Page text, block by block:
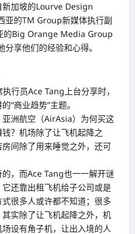
新加坡的Lourve Design
的TM Group新媒体执行副
的Big Orange Media Group
享他们的经验和心得。
行员Ace Tang上台分享时，
“商业趋势”主题。
洲航空（AirAsia）为何买这
？机场除了让飞机起降之
间除了用来睡觉之外，还可
，而Ace Tang也一一解开谜
还靠出租飞机给子公司或是
很多人或许都不知道；很多
实除了让飞机起降之外，机
设有角子机，让出入境的人